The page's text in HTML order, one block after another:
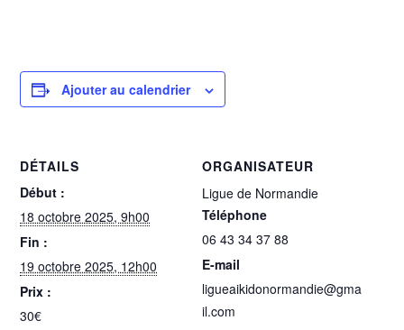
Ajouter au calendrier
DÉTAILS
Début :
18 octobre 2025, 9h00
Fin :
19 octobre 2025, 12h00
Prix :
30€
ORGANISATEUR
Ligue de Normandie
Téléphone
06 43 34 37 88
E-mail
ligueaikidonormandie@gma
il.com